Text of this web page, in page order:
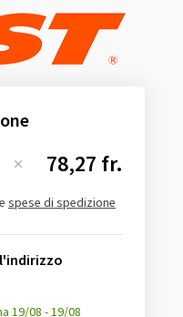
78,27 fr.
spese di spedizione
19/08 -19/08